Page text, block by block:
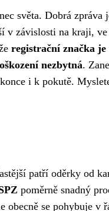
světa. Dobrá zpráva
v závislosti na kraji,
registrační značka
nezbytná.
i k pokutě.
patří oděrky od
poměrně snadný
obecně se pohybuje v